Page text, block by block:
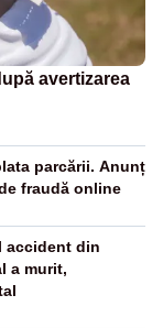
avertizarea
parcării. Anunț
fraudă online
accident din
a murit,